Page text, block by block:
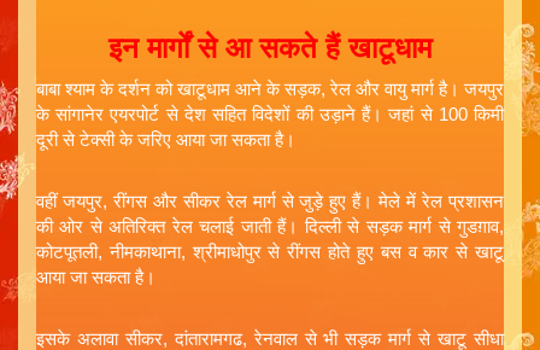
इन मार्गों से आ सकते हैं खाटूधाम
बाबा श्याम के दर्शन को खाटूधाम आने के सड़क, रेल और वायु मार्ग है। जयपुर
के सांगानेर एयरपोर्ट से देश सहित विदेशों की उड़ाने हैं। जहां से 100 किमी
दूरी से टेक्सी के जरिए आया जा सकता है।
वहीं जयपुर, रींगस और सीकर रेल मार्ग से जुड़े हुए हैं। मेले में रेल प्रशासन
की ओर से अतिरिक्त रेल चलाई जाती हैं। दिल्ली से सड़क मार्ग से गुडग़ाव,
कोटपूतली, नीमकाथाना, श्रीमाधोपुर से रींगस होते हुए बस व कार से खाटू
आया जा सकता है।
इसके अलावा सीकर, दांतारामगढ, रेनवाल से भी सड़क मार्ग से खाटू सीधा